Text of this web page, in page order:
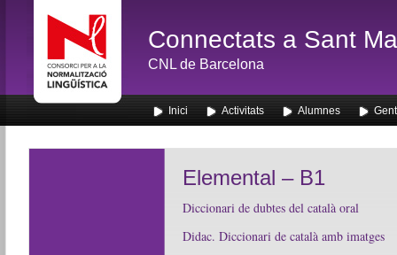
Connectats a Sant
CNL de Barcelona
Inici Activitats Alumnes
Elemental – B1
Diccionari de dubtes del català oral
Didac. Diccionari de català amb imatges